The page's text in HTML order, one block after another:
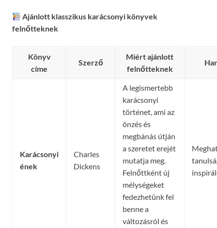
Ajánlott klasszikus karácsonyi könyvek
felnőtteknek
Könyv
címe
Szerző
Miért ajánlott
felnőtteknek
Karácsonyi
ének
Charles
Dickens
A legismertebb
karácsonyi
történet, ami az
önzés és
megbánás útján
a szeretet erejét
mutatja meg.
Felnőttként új
mélységeket
fedezhetünk fel
benne a
változásról és